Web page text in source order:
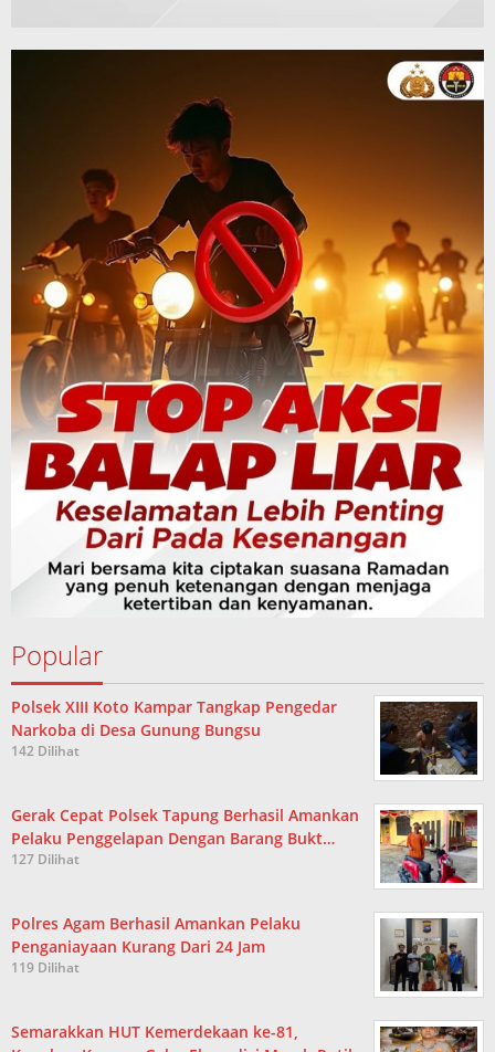
Popular
Polsek XIII Koto Kampar Tangkap Pengedar
Narkoba di Desa Gunung Bungsu
142 Dilihat
Gerak Cepat Polsek Tapung Berhasil Amankan
Pelaku Penggelapan Dengan Barang Bukt…
127 Dilihat
Polres Agam Berhasil Amankan Pelaku
Penganiayaan Kurang Dari 24 Jam
119 Dilihat
Semarakkan HUT Kemerdekaan ke-81,